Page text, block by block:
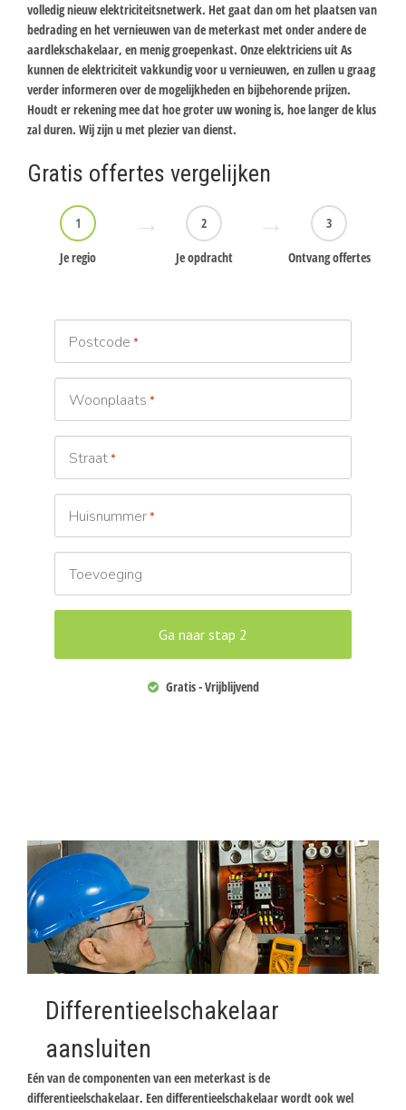
volledig nieuw elektriciteitsnetwerk. Het gaat dan om het plaatsen van
bedrading en het vernieuwen van de meterkast met onder andere de
aardlekschakelaar, en menig groepenkast. Onze elektriciens uit As
kunnen de elektriciteit vakkundig voor u vernieuwen, en zullen u graag
verder informeren over de mogelijkheden en bijbehorende prijzen.
Houdt er rekening mee dat hoe groter uw woning is, hoe langer de klus
zal duren. Wij zijn u met plezier van dienst.
Gratis offertes vergelijken
1
Je regio
2
Je opdracht
3
Ontvang offertes
Postcode *
Woonplaats *
Straat*
Huisnummer*
Toevoeging
Gratis - Vrijblijvend
Differentieelschakelaar
aansluiten
Eén van de componenten van een meterkast is de
differentieelschakelaar. Een differentieelschakelaar wordt ook wel